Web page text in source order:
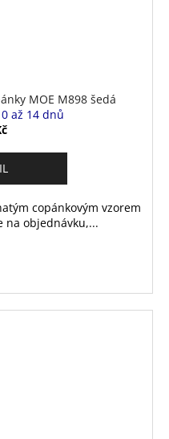
MOE M898 šedá
až 14 dnů
copánkovým vzorem
na objednávku,...